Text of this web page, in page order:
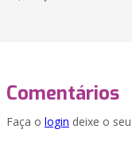
Comentários
Faça o login deixe o